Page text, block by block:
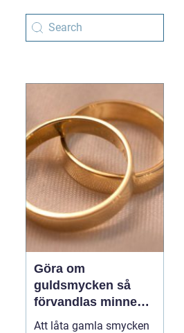
Göra om
guldsmycken så
förvandlas minnen
till nya favoriter
Att låta gamla smycken